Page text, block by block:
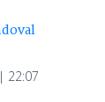
22:07